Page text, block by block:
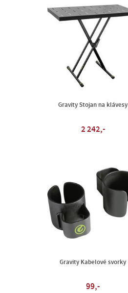
Gravity Stojan na klávesy
2 242,-
Gravity Kabelové svorky
99,-